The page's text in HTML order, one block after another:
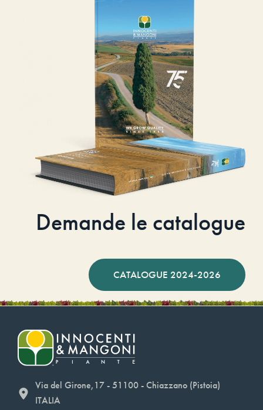
Demande le catalogue
CATALOGUE 2024-2026
Via del Girone,17 - 51100 - Chiazzano (Pistoia)
ITALIA